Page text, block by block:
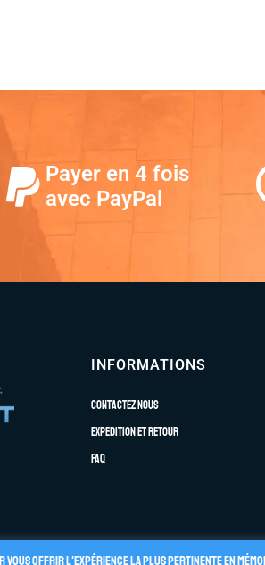
Payer en 4 fois
avec PayPal
INFORMATIONS
Contactez nous
Expedition et retour
FAQ
vous offrir l'expérience la plus pertinente en